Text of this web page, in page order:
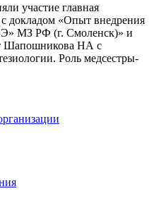
участие главная
докладом «Опыт внедрения
МЗ РФ (г. Смоленск)» и
Шапошникова НА с
Роль медсестры-